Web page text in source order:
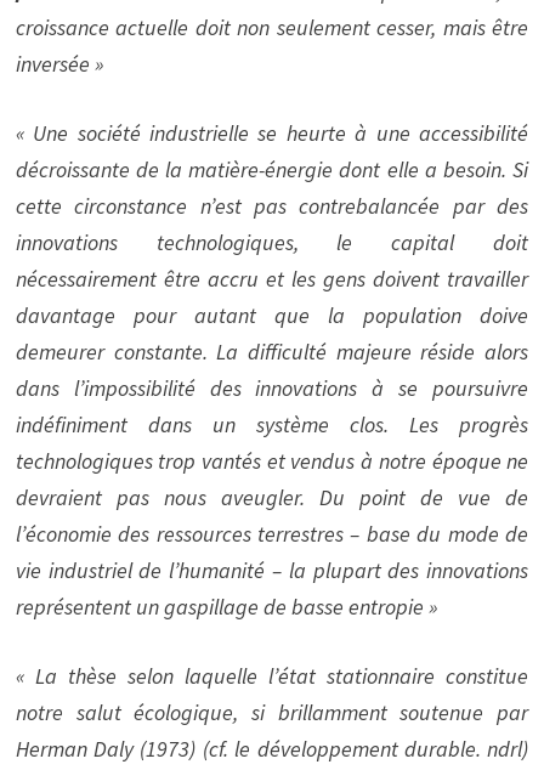
croissance actuelle doit non seulement cesser, mais être
inversée »
« Une société industrielle se heurte à une accessibilité
décroissante de la matière-énergie dont elle a besoin. Si
cette circonstance n’est pas contrebalancée par des
innovations technologiques, le capital doit
nécessairement être accru et les gens doivent travailler
davantage pour autant que la population doive
demeurer constante. La difficulté majeure réside alors
dans l’impossibilité des innovations à se poursuivre
indéfiniment dans un système clos. Les progrès
technologiques trop vantés et vendus à notre époque ne
devraient pas nous aveugler. Du point de vue de
l’économie des ressources terrestres – base du mode de
vie industriel de l’humanité – la plupart des innovations
représentent un gaspillage de basse entropie »
« La thèse selon laquelle l’état stationnaire constitue
notre salut écologique, si brillamment soutenue par
Herman Daly (1973) (cf. le développement durable. ndrl)